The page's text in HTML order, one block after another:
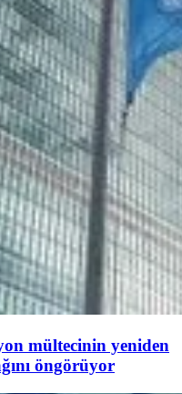
mültecinin yeniden
öngörüyor